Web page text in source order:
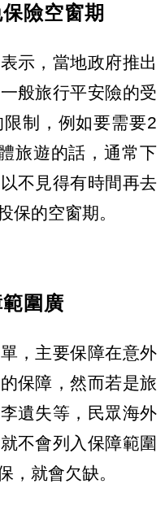
險空窗期
示，當地政府推出
般旅行平安險的受
制，例如要需要2
旅遊的話，通常下
不見得有時間再去
保的空窗期。
圍廣
，主要保障在意外
保障，然而若是旅
遺失等，民眾海外
不會列入保障範圍
，就會欠缺。